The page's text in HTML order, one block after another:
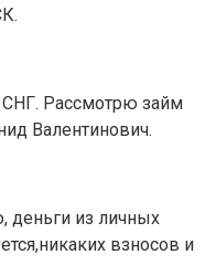
СНГ. Рассмотрю займ
Валентинович.
деньги из личных
взносов и